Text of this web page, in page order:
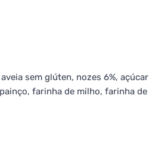
sem glúten, nozes 6%, açúcar
farinha de milho, farinha de